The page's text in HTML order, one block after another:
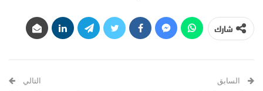
شارك
السابق التالي